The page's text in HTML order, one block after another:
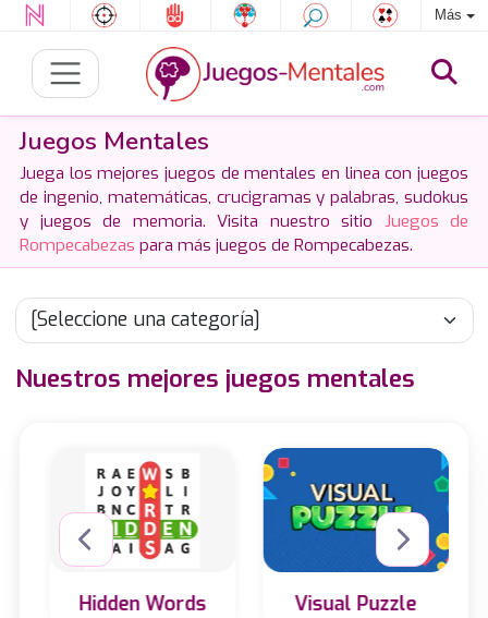
Más
Juegos Mentales
Juega los mejores juegos de mentales en linea con juegos
de ingenio, matemáticas, crucigramas y palabras, sudokus
y juegos de memoria. Visita nuestro sitio Juegos de
Rompecabezas para más juegos de Rompecabezas.
Nuestros mejores juegos mentales
Hidden Words Visual Puzzle